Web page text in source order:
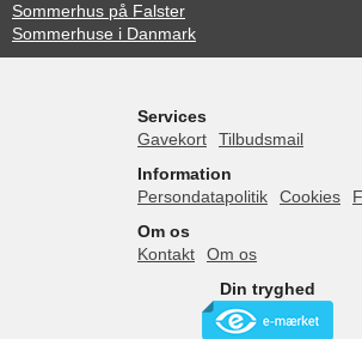
Sommerhus på Falster
Sommerhuse i Danmark
Services
Gavekort
Tilbudsmail
Information
Persondatapolitik
Cookies
Om os
Kontakt
Om os
Din tryghed